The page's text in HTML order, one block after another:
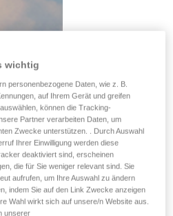
wichtig
personenbezogene Daten, wie z. B.
auf Ihrem Gerät und greifen
können die Tracking-
Partner verarbeiten Daten, um
Zwecke unterstützen. . Durch Auswahl
Ihrer Einwilligung werden diese
deaktiviert sind, erscheinen
die für Sie weniger relevant sind. Sie
aufrufen, um Ihre Auswahl zu ändern
indem Sie auf den Link Zwecke anzeigen
Wahl wirkt sich auf unsere/n Website aus.
unserer